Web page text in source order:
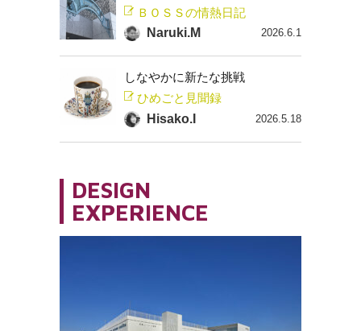
ＢＯＳＳの情熱日記
Naruki.M
2026.6.1
しなやかに新たな挑戦
ひめごと見聞録
Hisako.I
2026.5.18
DESIGN
EXPERIENCE